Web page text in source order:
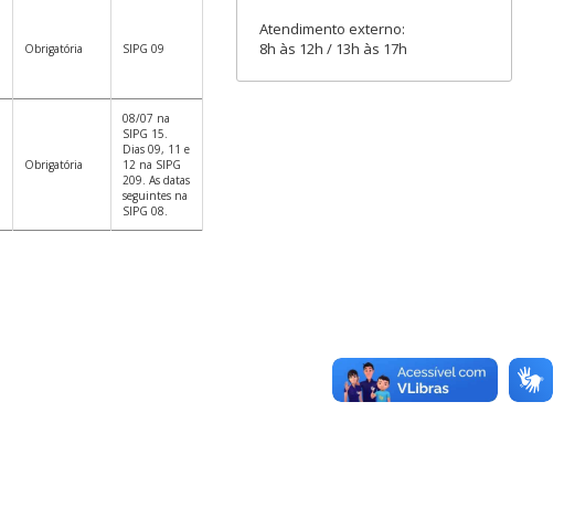
Obrigatória SIPG 09
Obrigatória
08/07 na
SIPG 15.
Dias 09, 11 e
12 na SIPG
209. As datas
seguintes na
SIPG 08.
Atendimento externo:
8h às 12h / 13h às 17h